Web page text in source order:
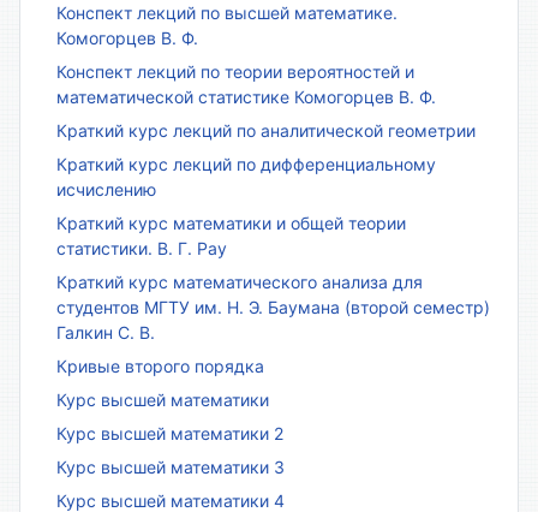
Конспект лекций по высшей математике.
Комогорцев В. Ф.
Конспект лекций по теории вероятностей и
математической статистике Комогорцев В. Ф.
Краткий курс лекций по аналитической геометрии
Краткий курс лекций по дифференциальному
исчислению
Краткий курс математики и общей теории
статистики. В. Г. Рау
Краткий курс математического анализа для
студентов МГТУ им. Н. Э. Баумана (второй семестр)
Галкин С. В.
Кривые второго порядка
Курс высшей математики
Курс высшей математики 2
Курс высшей математики 3
Курс высшей математики 4